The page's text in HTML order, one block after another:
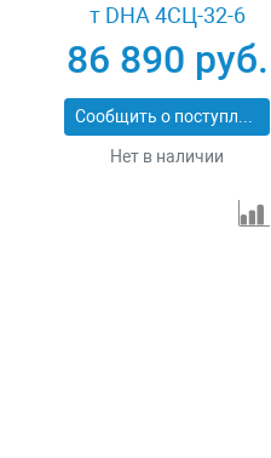
т DHA 4СЦ-32-6
86 890 руб.
Сообщить о поступлении
Нет в наличии